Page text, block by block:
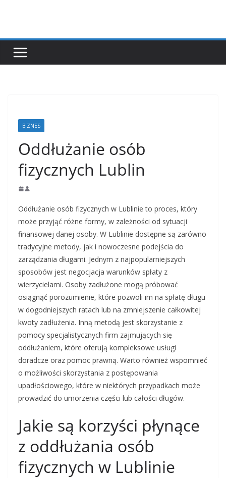
BIZNES
Oddłużanie osób
fizycznych Lublin
Oddłużanie osób fizycznych w Lublinie to proces, który
może przyjąć różne formy, w zależności od sytuacji
finansowej danej osoby. W Lublinie dostępne są zarówno
tradycyjne metody, jak i nowoczesne podejścia do
zarządzania długami. Jednym z najpopularniejszych
sposobów jest negocjacja warunków spłaty z
wierzycielami. Osoby zadłużone mogą próbować
osiągnąć porozumienie, które pozwoli im na spłatę długu
w dogodniejszych ratach lub na zmniejszenie całkowitej
kwoty zadłużenia. Inną metodą jest skorzystanie z
pomocy specjalistycznych firm zajmujących się
oddłużaniem, które oferują kompleksowe usługi
doradcze oraz pomoc prawną. Warto również wspomnieć
o możliwości skorzystania z postępowania
upadłościowego, które w niektórych przypadkach może
prowadzić do umorzenia części lub całości długów.
Jakie są korzyści płynące
z oddłużania osób
fizycznych w Lublinie